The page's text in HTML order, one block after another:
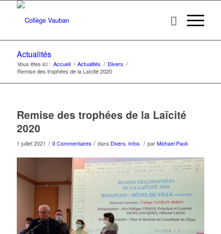
Actualités
Vous êtes ici : Accueil / Actualités / Divers /
Remise des trophées de la Laïcité 2020
Remise des trophées de la Laïcité
2020
1 juillet 2021 / 0 Commentaires / dans Divers, Infos / par Michael Paoli